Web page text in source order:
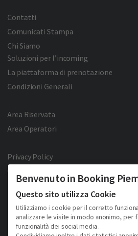
Contatti
Comunicati Stampa
Chi Siamo
Soluzioni per l’incoming
La piattaforma di prenotazione
Condizioni Generali
Area Riservata
Area Operatori
Privacy Policy
Facebook
Twitter YouTube
Benvenuto in Booking
Questo sito utilizza Cookie
Utilizziamo i cookie per il corretto
analizzare le visite in modo anonimo, per
funzionalità dei social media.